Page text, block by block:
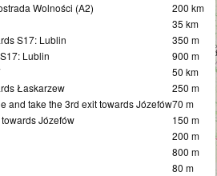
Wolności (A2)
200 km
35 km
S17: Lublin
350 m
Lublin
900 m
50 km
Łaskarzew
250 m
and take the 3rd exit towards Józefów70 m
Józefów
150 m
200 m
800 m
80 m